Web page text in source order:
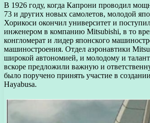
В 1926 году, когда Капрони проводил
73 и других новых самолетов, молодой
Хорикоси окончил университет и
инженером в компанию Mitsubishi, в то
конгломерат и лидер японского
машиностроения. Отдел аэронавтики
широкой автономией, и молодому и
вскоре предложили важную и
было поручено принять участие в
Hayabusa.